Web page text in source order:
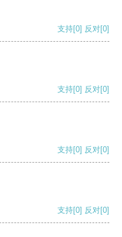
支持[0] 反对[0]
支持[0] 反对[0]
支持[0] 反对[0]
支持[0] 反对[0]